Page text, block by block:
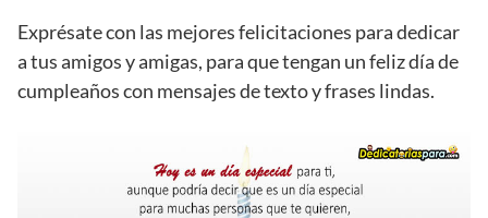
Exprésate con las mejores felicitaciones para dedicar
a tus amigos y amigas, para que tengan un feliz día de
cumpleaños con mensajes de texto y frases lindas.